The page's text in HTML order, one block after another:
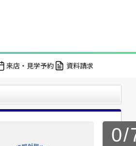
来店・見学予約 資料請求
0/